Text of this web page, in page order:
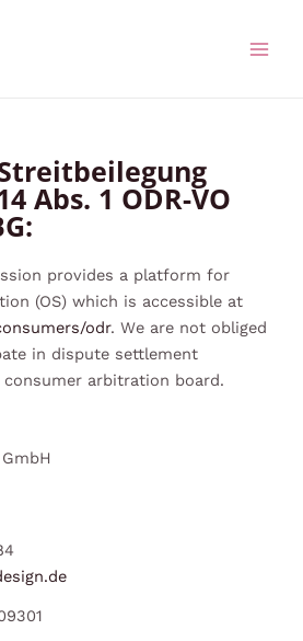
Abs. 1 ODR-VO
provides a platform for
(OS) which is accessible at
odr. We are not obliged
in dispute settlement
arbitration board.